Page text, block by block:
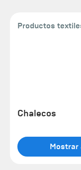
Productos
Chalecos
Mostrar